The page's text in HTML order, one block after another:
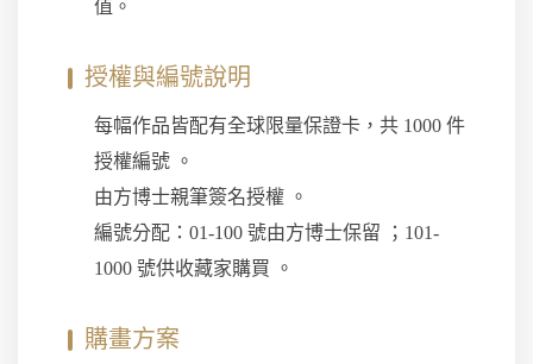
值。
授權與編號說明
每幅作品皆配有全球限量保證卡，共 1000 件
授權編號 。
由方博士親筆簽名授權 。
編號分配：01-100 號由方博士保留 ；101-
1000 號供收藏家購買 。
購畫方案